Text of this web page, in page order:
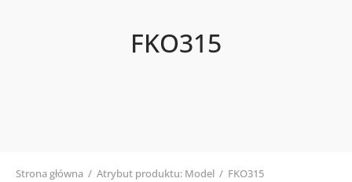
FKO315
Strona główna / Atrybut produktu: Model / FKO315